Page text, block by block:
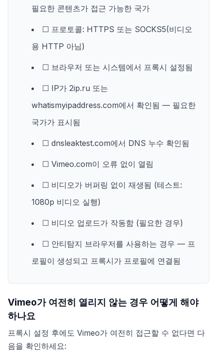
필요한 콘텐츠가 접근 가능한 국가
☐ 프로토콜: HTTPS 또는 SOCKS5(비디오
용 HTTP 아님)
☐ 브라우저 또는 시스템에서 프록시 설정됨
☐ IP가 2ip.ru 또는
whatismyipaddress.com에서 확인됨 — 필요한
국가가 표시됨
☐ dnsleaktest.com에서 DNS 누수 확인됨
☐ Vimeo.com이 오류 없이 열림
☐ 비디오가 버퍼링 없이 재생됨 (테스트:
1080p 비디오 실행)
☐ 비디오 업로드가 작동함 (필요한 경우)
☐ 안티탐지 브라우저를 사용하는 경우 — 프
로필이 생성되고 프록시가 프로필에 연결됨
Vimeo가 여전히 열리지 않는 경우 어떻게 해야
하나요
프록시 설정 후에도 Vimeo가 여전히 접근할 수 없다면 다
음을 확인하세요: